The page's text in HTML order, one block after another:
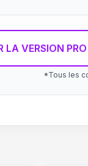
LA VERSION PRO
*Tous les